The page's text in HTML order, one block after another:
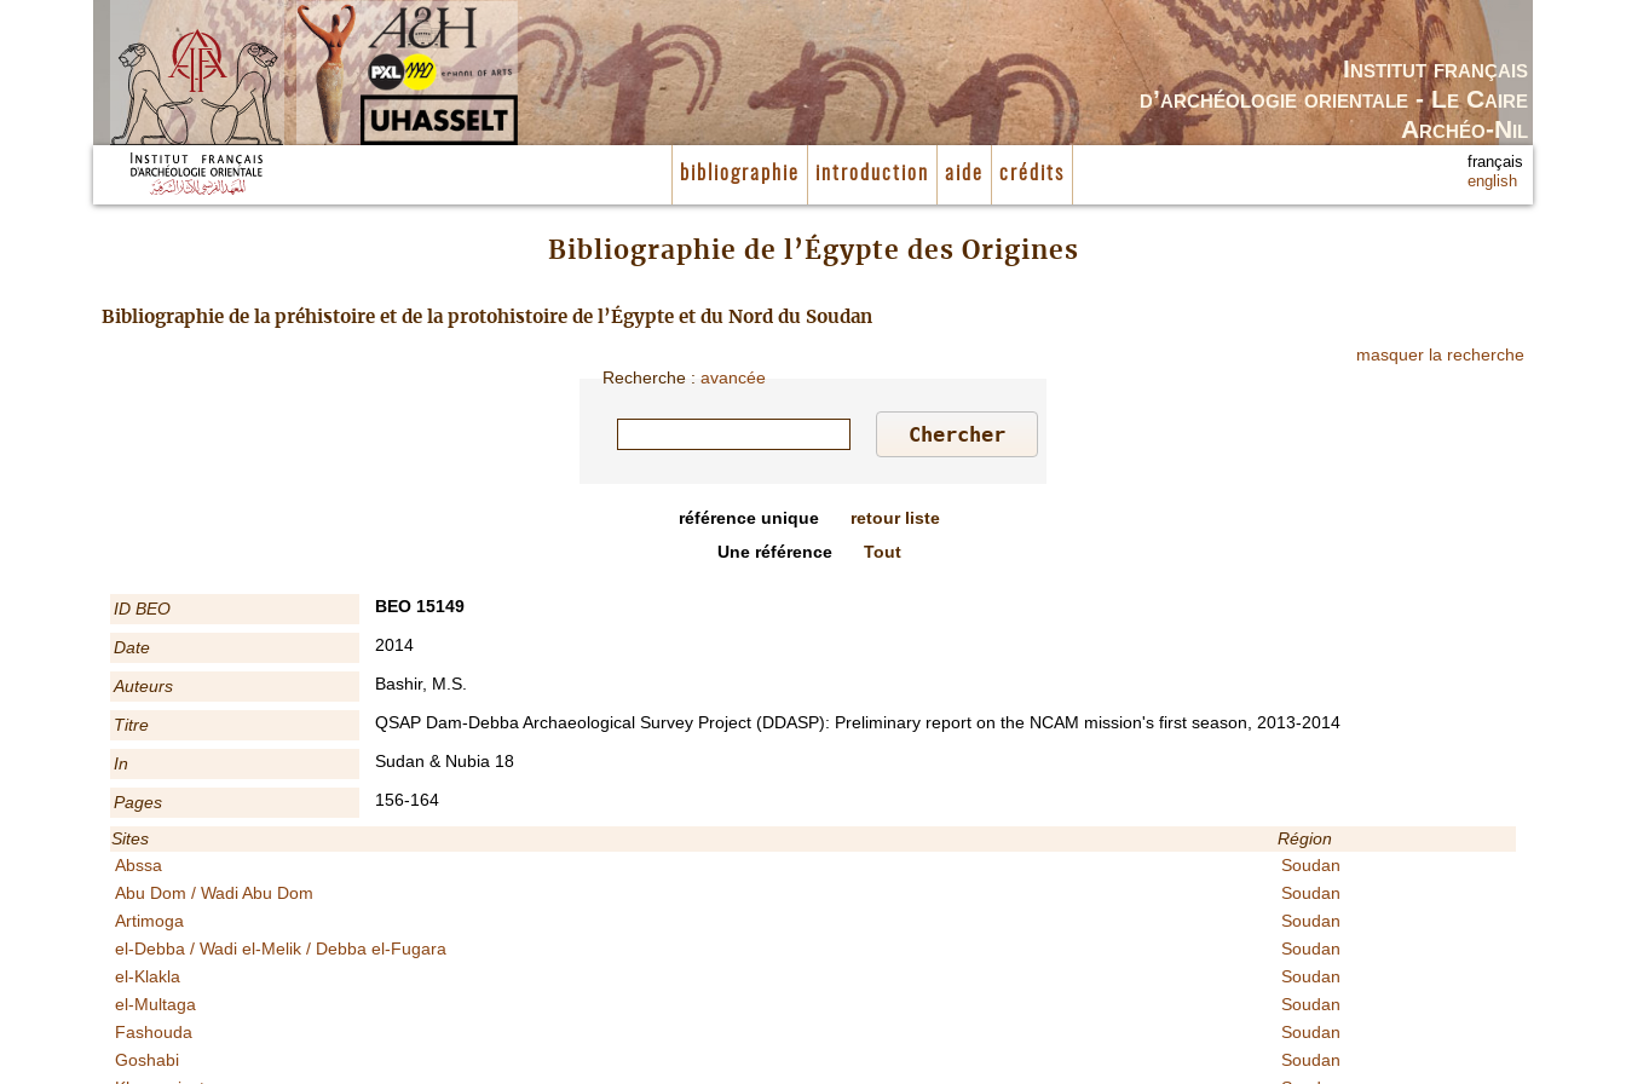
Institut français
d’archéologie orientale - Le Caire
Archéo-Nil
bibliographie introduction aide crédits
français
english
Bibliographie de l’Égypte des Origines
Bibliographie de la préhistoire et de la protohistoire de l’Égypte et du Nord du Soudan
masquer la recherche
Recherche :avancée
référence unique
retour liste
Une référence
Tout
ID BEO BEO 15149
Date 2014
Auteurs Bashir, M.S.
Titre QSAP Dam-Debba Archaeological Survey Project (DDASP): Preliminary report on the NCAM mission's first season, 2013-2014
In Sudan & Nubia 18
Pages
156-164
Sites
Région
Abssa
Soudan
Abu Dom / Wadi Abu Dom
Soudan
Artimoga
Soudan
el-Debba / Wadi el-Melik / Debba el-Fugara
Soudan
el-Klakla
Soudan
el-Multaga
Soudan
Fashouda
Soudan
Goshabi
Soudan